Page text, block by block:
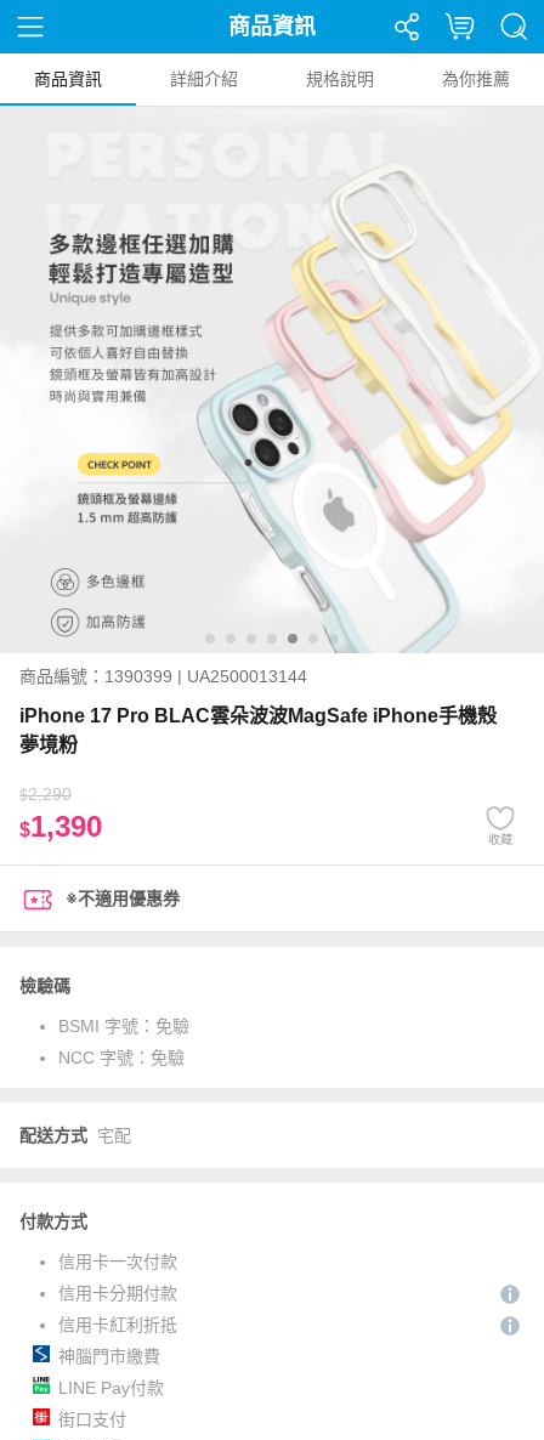
商品資訊
商品資訊 詳細介紹 規格說明 為你推薦
商品編號：1390399 | UA2500013144
iPhone 17 Pro BLAC雲朵波波MagSafe iPhone手機殼
夢境粉
$2,290
$1,390 收藏
※不適用優惠券
檢驗碼
BSMI 字號： 免驗
NCC 字號： 免驗
配送方式 宅配
付款方式
信用卡一次付款
信用卡分期付款
信用卡紅利折抵
神腦門市繳費
LINE Pay付款
街口支付